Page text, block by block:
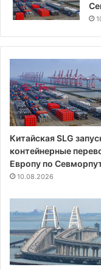
Китайская SLG
контейнерные
Европу по
10.08.2026